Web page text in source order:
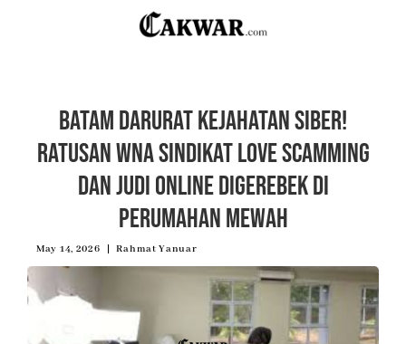
Batam Darurat Kejahatan Siber!
Ratusan WNA Sindikat Love Scamming
dan Judi Online Digerebek di
Perumahan Mewah
May 14, 2026 Rahmat Yanuar